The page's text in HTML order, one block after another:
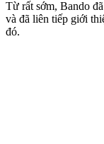
Từ rất sớm, Bando
và đã liên tiếp giới
đó.